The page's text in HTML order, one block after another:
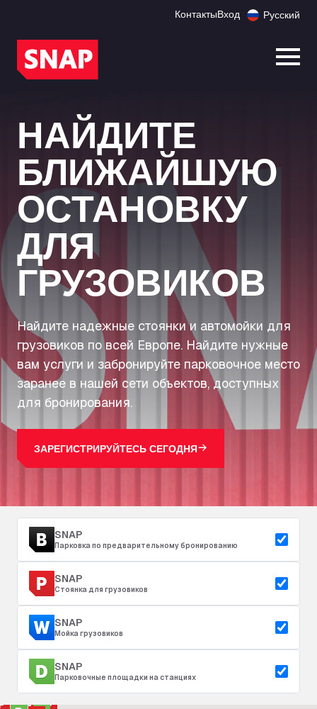
КонтактыВход Русский
НАЙДИТЕ
БЛИЖАЙШУЮ
ОСТАНОВКУ
ДЛЯ
ГРУЗОВИКОВ
Найдите надежные стоянки и автомойки для
грузовиков по всей Европе. Найдите нужные
вам услуги и забронируйте парковочное место
заранее в нашей сети объектов, доступных
для бронирования.
ЗАРЕГИСТРИРУЙТЕСЬ СЕГОДНЯ
SNAP
Парковка по предварительному бронированию
SNAP
Стоянка для грузовиков
SNAP
Мойка грузовиков
SNAP
Парковочные площадки на станциях